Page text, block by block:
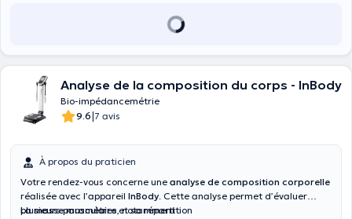
Analyse de la composition du corps - InBody
Bio-impédancemétrie
9.6|7 avis
À propos du praticien
Votre rendez-vous concerne une analyse de composition corporelle
réalisée avec l’appareil InBody. Cette analyse permet d’évaluer
plusieurs paramètres, notamment :
La masse musculaireet sa répartition